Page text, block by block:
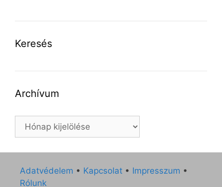
Keresés
Archívum
Archívum
Adatvédelem • Kapcsolat • Impresszum •
Rólunk